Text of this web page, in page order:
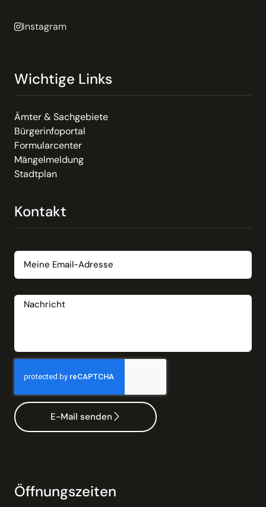
Instagram
Wichtige Links
Ämter & Sachgebiete
Bürgerinfoportal
Formularcenter
Mängelmeldung
Stadtplan
Kontakt
E-Mail senden
Öffnungszeiten